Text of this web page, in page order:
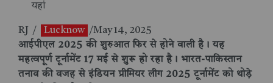
यहां
RJ / Lucknow /May 14, 2025
आईपीएल 2025 की शुरुआत फिर से होने वाली है। यह
महत्वपूर्ण टूर्नामेंट 17 मई से शुरू हो रहा है। भारत-पाकिस्तान
तनाव की वजह से इंडियन प्रीमियर लीग 2025 टूर्नामेंट को थोड़े